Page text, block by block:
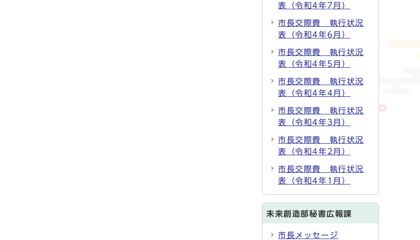
表（令和4年7月）
市長交際費 執行状況
表（令和4年6月）
市長交際費 執行状況
表（令和4年5月）
市長交際費 執行状況
表（令和4年4月）
市長交際費 執行状況
表（令和4年3月）
市長交際費 執行状況
表（令和4年2月）
市長交際費 執行状況
表（令和4年1月）
未来創造部秘書広報課
市長メッセージ